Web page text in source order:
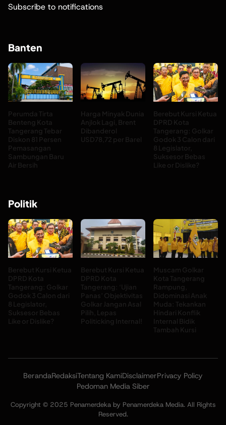
Subscribe to notifications
Banten
Perumda Tirta
Benteng Kota
Tangerang Tebar
Diskon 81 Persen
Pemasangan
Sambungan Baru
Air Bersih
Harga Minyak Dunia
Anjlok Lagi, Brent
Dibanderol
USD78,72 per Barel
Berebut Kursi Ketua
DPRD Kota
Tangerang: Golkar
Godok 3 Calon dari
8 Legislator,
Suksesor Bebas
Like or Dislike?
Politik
Berebut Kursi Ketua
DPRD Kota
Tangerang: Golkar
Godok 3 Calon dari
8 Legislator,
Suksesor Bebas
Like or Dislike?
Berebut Kursi Ketua
DPRD Kota
Tangerang: ‘Ujian
Panas’ Objektivitas
Golkar Jangan Asal
Pilih, Lepas
Politicking Internal!
Muscam Golkar
Kota Tangerang
Rampung,
Didominasi Anak
Muda: Tekankan
Hindari Konflik
Internal Bidik
Tambah Kursi
BerandaRedaksiTentang KamiDisclaimerPrivacy Policy
Pedoman Media Siber
Copyright © 2025 Penamerdeka by Penamerdeka Media. All Rights
Reserved.